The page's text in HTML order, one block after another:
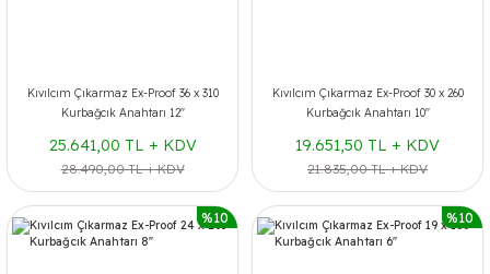
Kıvılcım Çıkarmaz Ex-Proof 36 x 310
Kurbağcık Anahtarı 12''
25.641,00 TL + KDV
28.490,00 TL + KDV
Kıvılcım Çıkarmaz Ex-Proof 30 x 260
Kurbağcık Anahtarı 10''
19.651,50 TL + KDV
21.835,00 TL + KDV
%10 %10